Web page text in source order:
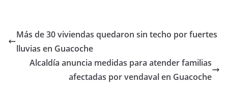
Más de 30 viviendas quedaron sin techo por fuertes
lluvias en Guacoche
Alcaldía anuncia medidas para atender familias
afectadas por vendaval en Guacoche